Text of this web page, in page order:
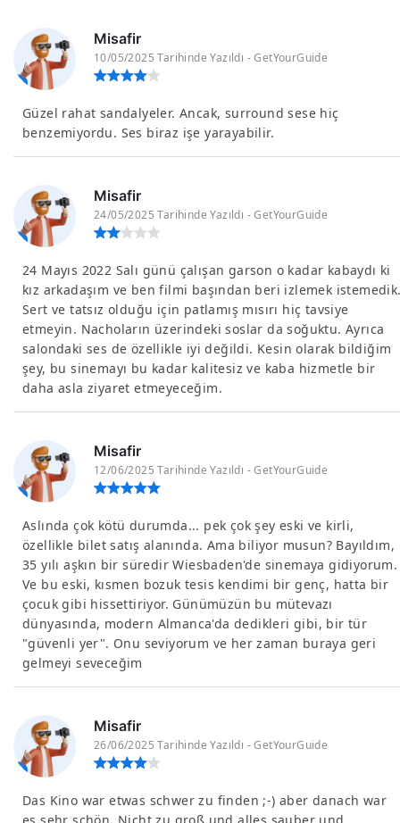
Misafir
10/05/2025 Tarihinde Yazıldı - GetYourGuide
Güzel rahat sandalyeler. Ancak, surround sese hiç
benzemiyordu. Ses biraz işe yarayabilir.
Misafir
24/05/2025 Tarihinde Yazıldı - GetYourGuide
24 Mayıs 2022 Salı günü çalışan garson o kadar kabaydı ki
kız arkadaşım ve ben filmi başından beri izlemek
Sert ve tatsız olduğu için patlamış mısırı hiç tavsiye
etmeyin. Nachoların üzerindeki soslar da soğuktu. Ayrıca
salondaki ses de özellikle iyi değildi. Kesin olarak bildiğim
şey, bu sinemayı bu kadar kalitesiz ve kaba hizmetle bir
daha asla ziyaret etmeyeceğim.
Misafir
12/06/2025 Tarihinde Yazıldı - GetYourGuide
Aslında çok kötü durumda... pek çok şey eski ve kirli,
özellikle bilet satış alanında. Ama biliyor musun? Bayıldım,
35 yılı aşkın bir süredir Wiesbaden'de sinemaya gidiyorum.
Ve bu eski, kısmen bozuk tesis kendimi bir genç, hatta bir
çocuk gibi hissettiriyor. Günümüzün bu mütevazı
dünyasında, modern Almanca'da dedikleri gibi, bir tür
"güvenli yer". Onu seviyorum ve her zaman buraya geri
gelmeyi seveceğim
Misafir
26/06/2025 Tarihinde Yazıldı - GetYourGuide
Das Kino war etwas schwer zu finden ;-) aber danach war